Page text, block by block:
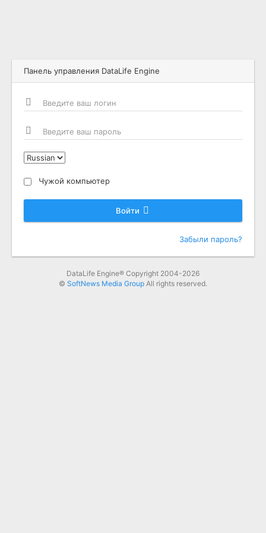
Панель управления DataLife Engine
Чужой компьютер
Войти
Забыли пароль?
DataLife Engine® Copyright 2004-2026
© SoftNews Media Group All rights reserved.